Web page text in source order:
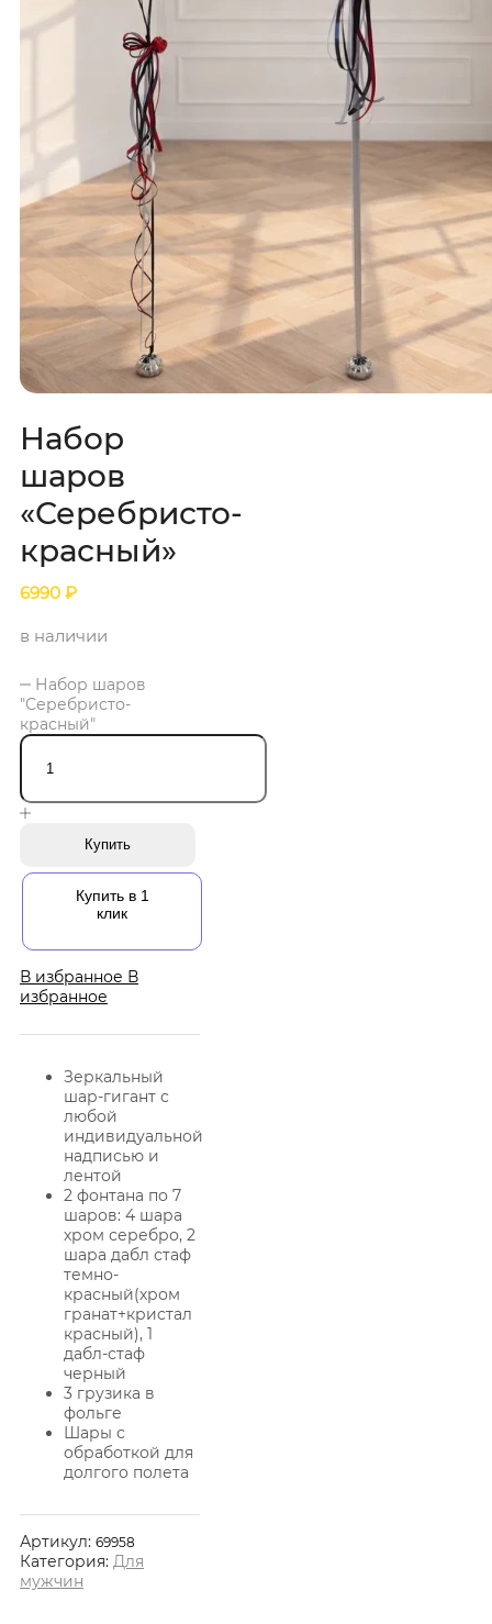
Набор
шаров
«Серебристо-
красный»
6990 ₽
в наличии
Набор шаров
"Серебристо-
красный"
Купить
Купить в 1
клик
В избранное В
избранное
Зеркальный
шар-гигант с
любой
индивидуальной
надписью и
лентой
2 фонтана по 7
шаров: 4 шара
хром серебро, 2
шара дабл стаф
темно-
красный(хром
гранат+кристал
красный), 1
дабл-стаф
черный
3 грузика в
фольге
Шары с
обработкой для
долгого полета
Артикул: 69958
Категория: Для
мужчин